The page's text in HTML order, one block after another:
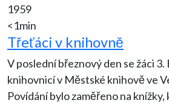
1959
<1min
Třeťáci v knihovně
V poslední březnový den se žáci 3.
knihovnicí v Městské knihově ve
Povídání bylo zaměřeno na knížky,